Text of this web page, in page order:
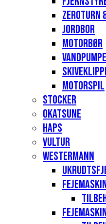
Zeroturn
Jordbor
Motorbør
Motorspil
Stocker
Okatsune
Haps
Vultur
Westermann